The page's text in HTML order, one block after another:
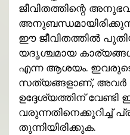
ജീവിതത്തിന്റെ
ഈ ജീവിതത്തിൽ
യദൃശ്ചമായ
എന്ന ആശയം.
സത്യങ്ങളാണ്, അവർ
ഉദ്ദേശ്യത്തിന്
വരുന്നതിനെക്കുറിച്ച്
തുന്നിയിരിക്കുക.